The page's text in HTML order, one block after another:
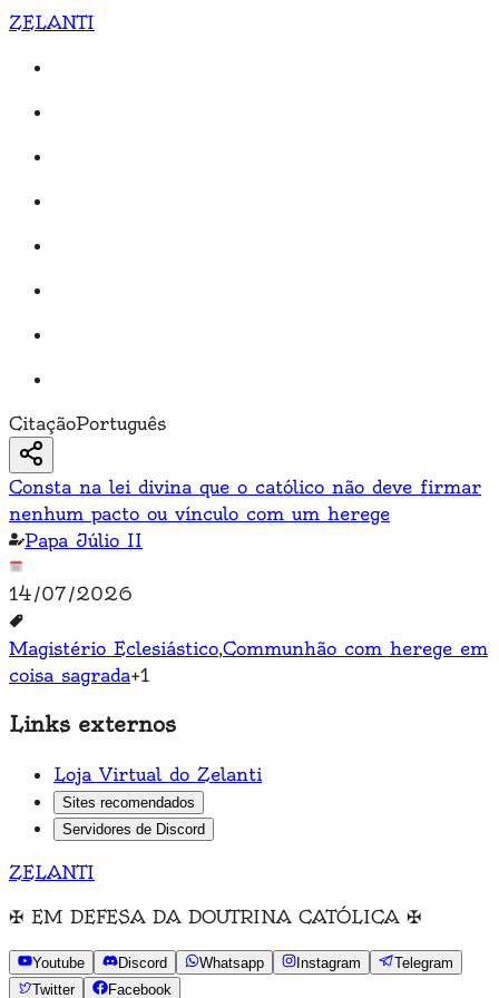
ZELANTI
CitaçãoPortuguês
Consta na lei divina que o católico não deve firmar
nenhum pacto ou vínculo com um herege
Papa Júlio II
14/07/2026
Magistério Eclesiástico,Communhão com herege em
coisa sagrada+1
Links externos
Loja Virtual do Zelanti
Sites recomendados
Servidores de Discord
ZELANTI
✠ EM DEFESA DA DOUTRINA CATÓLICA✠
Youtube Discord Whatsapp Instagram
Telegram
Twitter
Facebook